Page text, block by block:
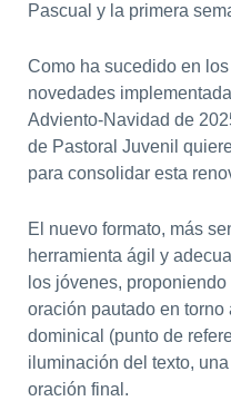
Pascual y la primera
Como ha sucedido en
novedades
Adviento-Navidad de
de Pastoral Juvenil
para consolidar esta
El nuevo formato, más
herramienta ágil y
los jóvenes,
oración pautado en
dominical (punto de
iluminación del texto,
oración final.